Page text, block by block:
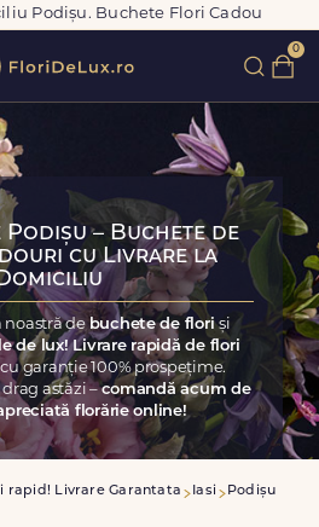
Podișu. Buchete Flori Cadou
0
– Buchete de
cu Livrare la
noastră de buchete de floriși
de lux! Livrare rapidă de flori
garanție 100% prospețime.
astăzi –comandă acum de
florărie online!
rapid! Livrare Garantata Iasi Podișu